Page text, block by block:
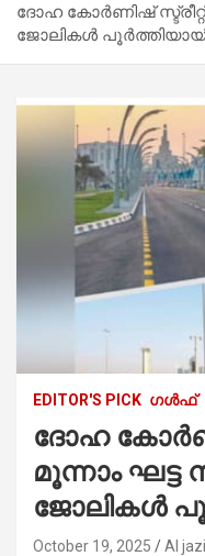
ദോഹ കോർണിഷ്
ജോലികൾ
EDITOR'S PICK ഗൾഫ്
ദോഹ
മൂന്നാം
ജോലികൾ
October 19, 2025 Al